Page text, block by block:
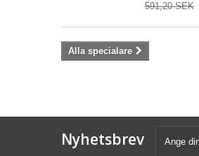
591,20 SEK
Alla specialare
Nyhetsbrev